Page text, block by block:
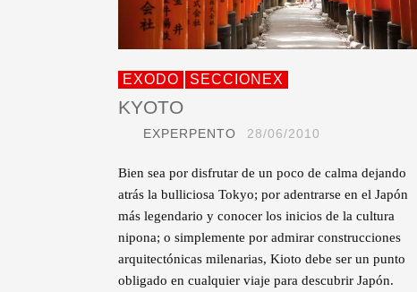
EXODO SECCIONEX
KYOTO
EXPERPENTO 28/06/2010
Bien sea por disfrutar de un poco de calma dejando
atrás la bulliciosa Tokyo; por adentrarse en el Japón
más legendario y conocer los inicios de la cultura
nipona; o simplemente por admirar construcciones
arquitectónicas milenarias, Kioto debe ser un punto
obligado en cualquier viaje para descubrir Japón.